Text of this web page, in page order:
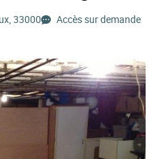
33000
Accès sur demande